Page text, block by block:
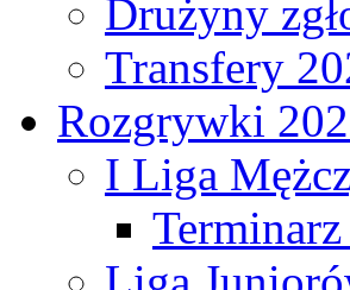
Drużyny
Transfery
Rozgrywki
I Liga